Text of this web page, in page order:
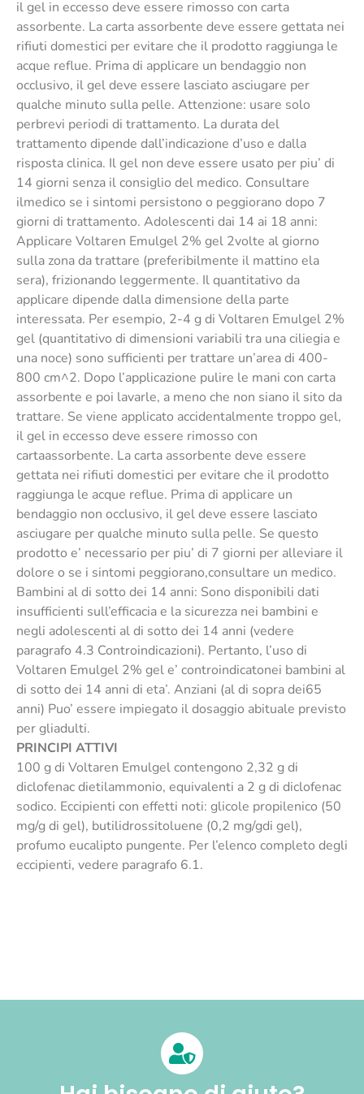
il gel in eccesso deve essere rimosso con carta
assorbente. La carta assorbente deve essere gettata nei
rifiuti domestici per evitare che il prodotto raggiunga le
acque reflue. Prima di applicare un bendaggio non
occlusivo, il gel deve essere lasciato asciugare per
qualche minuto sulla pelle. Attenzione: usare solo
perbrevi periodi di trattamento. La durata del
trattamento dipende dall’indicazione d’uso e dalla
risposta clinica. Il gel non deve essere usato per piu’ di
14 giorni senza il consiglio del medico. Consultare
ilmedico se i sintomi persistono o peggiorano dopo 7
giorni di trattamento. Adolescenti dai 14 ai 18 anni:
Applicare Voltaren Emulgel 2% gel 2volte al giorno
sulla zona da trattare (preferibilmente il mattino ela
sera), frizionando leggermente. Il quantitativo da
applicare dipende dalla dimensione della parte
interessata. Per esempio, 2-4 g di Voltaren Emulgel 2%
gel (quantitativo di dimensioni variabili tra una ciliegia e
una noce) sono sufficienti per trattare un’area di 400-
800 cm^2. Dopo l’applicazione pulire le mani con carta
assorbente e poi lavarle, a meno che non siano il sito da
trattare. Se viene applicato accidentalmente troppo gel,
il gel in eccesso deve essere rimosso con
cartaassorbente. La carta assorbente deve essere
gettata nei rifiuti domestici per evitare che il prodotto
raggiunga le acque reflue. Prima di applicare un
bendaggio non occlusivo, il gel deve essere lasciato
asciugare per qualche minuto sulla pelle. Se questo
prodotto e’ necessario per piu’ di 7 giorni per alleviare il
dolore o se i sintomi peggiorano,consultare un medico.
Bambini al di sotto dei 14 anni: Sono disponibili dati
insufficienti sull’efficacia e la sicurezza nei bambini e
negli adolescenti al di sotto dei 14 anni (vedere
paragrafo 4.3 Controindicazioni). Pertanto, l’uso di
Voltaren Emulgel 2% gel e’ controindicatonei bambini al
di sotto dei 14 anni di eta’. Anziani (al di sopra dei65
anni) Puo’ essere impiegato il dosaggio abituale previsto
per gliadulti.
PRINCIPI ATTIVI
100 g di Voltaren Emulgel contengono 2,32 g di
diclofenac dietilammonio, equivalenti a 2 g di diclofenac
sodico. Eccipienti con effetti noti: glicole propilenico (50
mg/g di gel), butilidrossitoluene (0,2 mg/gdi gel),
profumo eucalipto pungente. Per l’elenco completo degli
eccipienti, vedere paragrafo 6.1.